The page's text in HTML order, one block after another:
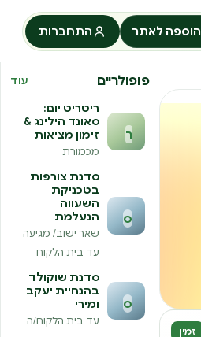
הוספה לאתר התחברות
זמין
פופולריים עוד
ר
ריטריט יום:
סאונד הילינג &
זימון מציאות
מכמורת
ס
סדנת צורפות
בטכניקת
השעווה
הנעלמת
שאר ישוב/ מגיעה
עד בית הלקוח
ס
סדנת שוקולד
בהנחיית יעקב
ומירי
עד בית הלקוח/ה